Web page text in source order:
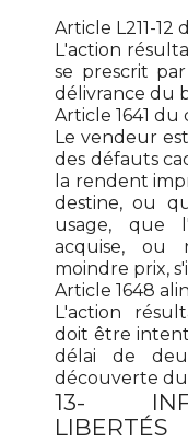
Article L211-
L'action
se prescrit
délivrance du
Article 1641 du
Le vendeur
des défauts
la rendent
destine, ou
usage, que
acquise, ou
moindre prix,
Article 1648
L'action
doit être
délai de
découverte du
13-
LIBERTÉS